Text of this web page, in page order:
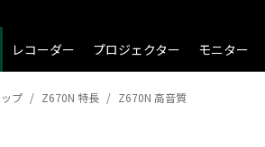
レコーダー プロジェクター モニター
プ Z670N 特長 Z670N 高音質